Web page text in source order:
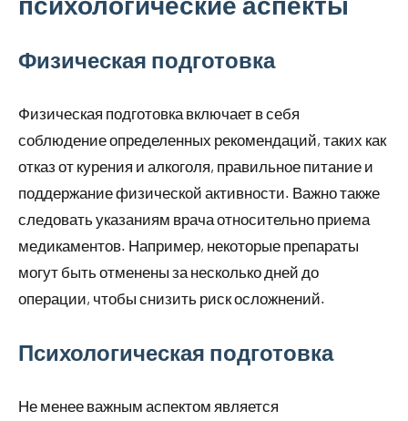
Физическая подготовка
Физическая подготовка включает в себя
соблюдение определенных рекомендаций, таких как
отказ от курения и алкоголя, правильное питание и
поддержание физической активности. Важно также
следовать указаниям врача относительно приема
медикаментов. Например, некоторые препараты
могут быть отменены за несколько дней до
операции, чтобы снизить риск осложнений.
Психологическая подготовка
Не менее важным аспектом является